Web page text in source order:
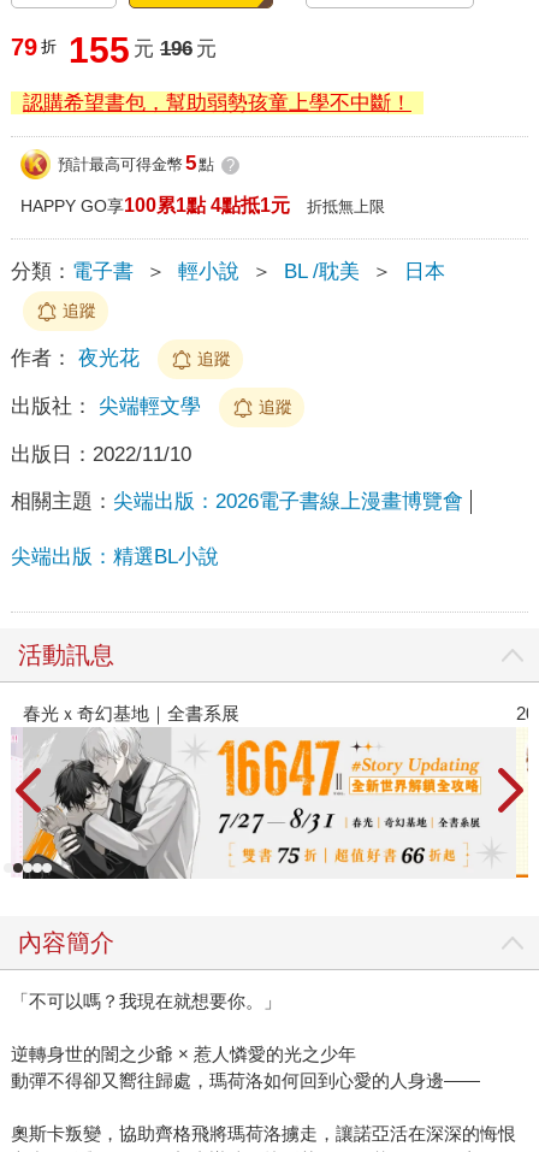
79 折 155 元 196 元
認購希望書包，幫助弱勢孩童上學不中斷！
預計最高可得金幣 5點 ?
HAPPY GO享100累1點 4點抵1元 折抵無上限
分類： 電子書 ＞ 輕小說 ＞ BL /耽美 ＞ 日本
追蹤
作者： 夜光花 追蹤
出版社： 尖端輕文學 追蹤
出版日： 2022/11/10
相關主題： 尖端出版：2026電子書線上漫畫博覽會
尖端出版：精選BL小說
活動訊息
2026金石堂暑假漫博〈你好，我吃一點〉第二波
內容簡介
「不可以嗎？我現在就想要你。」
逆轉身世的闇之少爺 × 惹人憐愛的光之少年
動彈不得卻又嚮往歸處，瑪荷洛如何回到心愛的人身邊——
奧斯卡叛變，協助齊格飛將瑪荷洛擄走，讓諾亞活在深深的悔恨